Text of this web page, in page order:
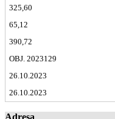
325,60
65,12
390,72
OBJ. 2023129
26.10.2023
26.10.2023
Adresa